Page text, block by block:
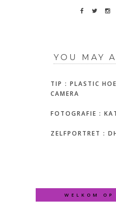
YOU MAY
TIP : PLASTIC
CAMERA
FOTOGRAFIE :
ZELFPORTRET :
WELKOM